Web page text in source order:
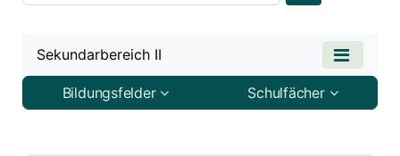
Sekundarbereich II
Bildungsfelder Schulfächer